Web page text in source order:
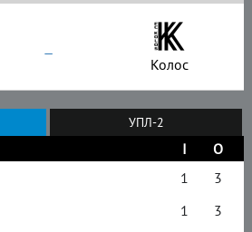
– Колос
УПЛ-2
І
О
1
3
1
3